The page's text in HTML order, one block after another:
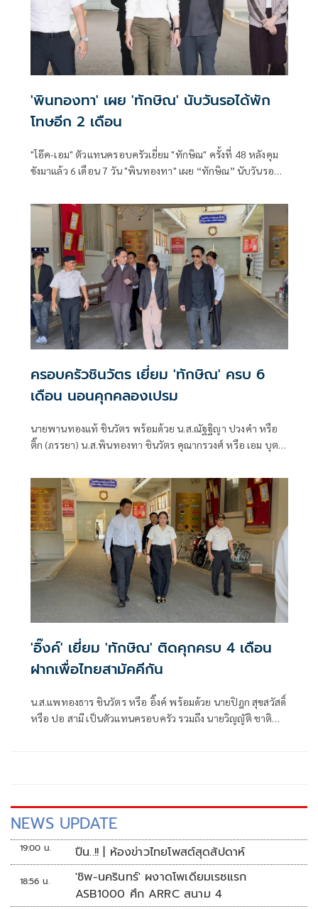
'พินทองทา' เผย 'ทักษิณ' นับวันรอได้พัก
โทษอีก 2 เดือน
"โอ๊ค-เอม" ตัวแทนครอบครัวเยี่ยม "ทักษิณ" ครั้งที่ 48 หลังคุม
ขังมาแล้ว 6 เดือน 7 วัน "พินทองทา" เผย “ทักษิณ” นับวันรอพัก
กัน เชื่อ คนข้างในกำลังใจดี-ไม่เศร้า คนรอก็กำลังใจดีตามไปด้วย
ส่วน “สภา สส.” เตรียมโหวตชื่อนายกฯ “ทักษิณ” ยังไม่ได้ฝาก
อะไรถึงพรรคเพื่อไทย ส่วนใหญ่คุยเรื่องหลานและสุขภาพ ไม่
คุยการเมือง
ครอบครัวชินวัตร เยี่ยม 'ทักษิณ' ครบ 6
เดือน นอนคุกคลองเปรม
นายพานทองแท้ ชินวัตร พร้อมด้วย น.ส.ณัฐฐิญา ปวงคำ หรือ
ติ๊ก (ภรรยา) น.ส.พินทองทา ชินวัตร คุณากรวงศ์ หรือ เอม บุตร
พงศ์ สามีของ น.ส.พินทองทา เป็นตัวแทนครอบครัวเดินทางเข้า
เยี่ยมนายทักษิณ ภายในเรือนจำ
'อิ๊งค์' เยี่ยม 'ทักษิณ' ติดคุกครบ 4 เดือน
ฝากเพื่อไทยสามัคคีกัน
น.ส.แพทองธาร ชินวัตร หรือ อิ๊งค์ พร้อมด้วย นายปิฎก สุขสวัสดิ์
หรือ ปอ สามี เป็นตัวแทนครอบครัว รวมถึง นายวิญญัติ ชาติ
NEWS UPDATE
19:00 น. ปืน..!! | ห้องข่าวไทยโพสต์สุดสัปดาห์
18:56 น.
'ชิพ-นครินทร์' ผงาดโพเดียมเรซแรก
ASB1000 ศึก ARRC สนาม 4